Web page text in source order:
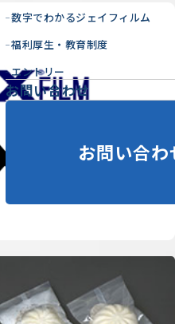
数字でわかるジェイフィルム
福利厚生・教育制度
エントリー
お問い合わせ
お問い合わ